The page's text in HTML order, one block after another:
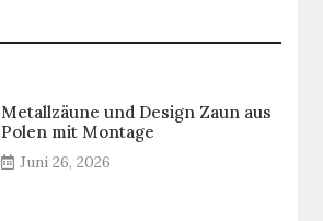
Metallzäune und Design Zaun aus
Polen mit Montage
Juni 26, 2026